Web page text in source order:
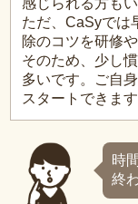
ただ、CaSyでは
除のコツを研修
そのため、少し
多いです。ご自
スタートできます
時
終